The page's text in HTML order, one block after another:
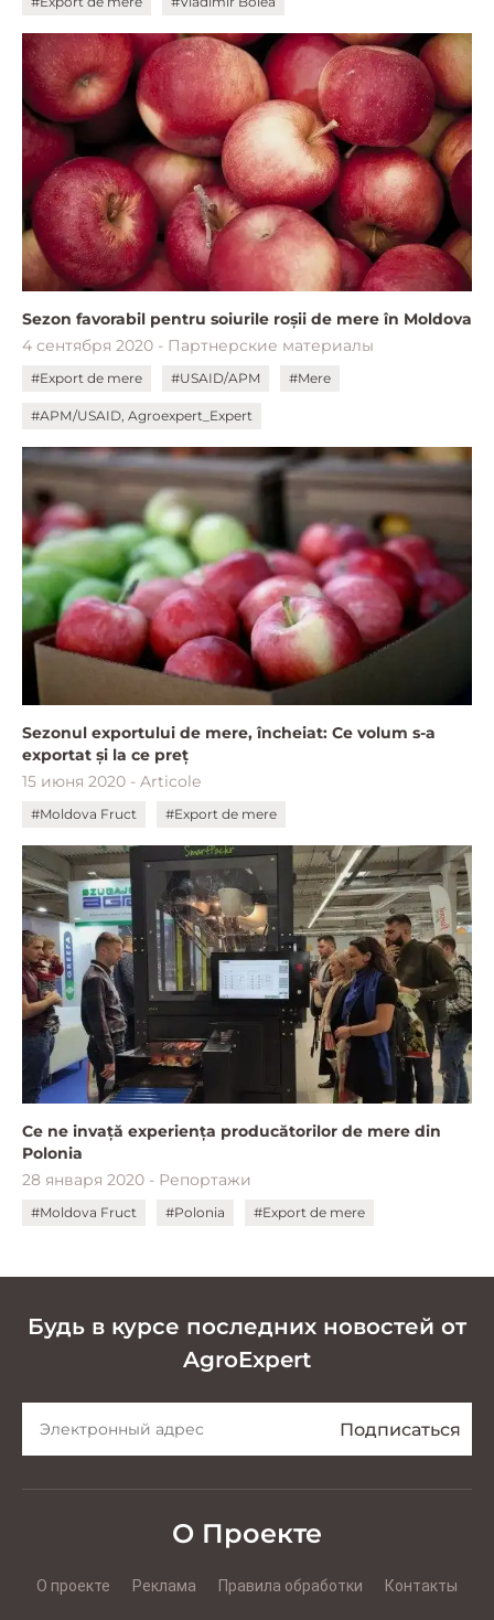
Sezon favorabil pentru soiurile roșii de mere în Moldova
4 сентября 2020 - Партнерские материалы
#Export de mere #USAID/APM #Mere
#АРМ/USAID, Agroexpert_Expert
Sezonul exportului de mere, încheiat: Ce volum s-a
exportat și la ce preț
15 июня 2020 - Articole
#Moldova Fruct #Export de mere
Ce ne invață experiența producătorilor de mere din
Polonia
28 января 2020 - Репортажи
#Moldova Fruct #Polonia #Export de mere
Будь в курсе последних новостей от
AgroExpert
О Проекте
О проекте Реклама Правила обработки Контакты